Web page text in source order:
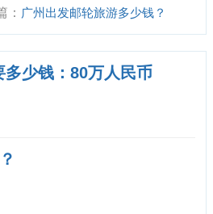
： 广州出发邮轮旅游多少钱？
少钱：80万人民币